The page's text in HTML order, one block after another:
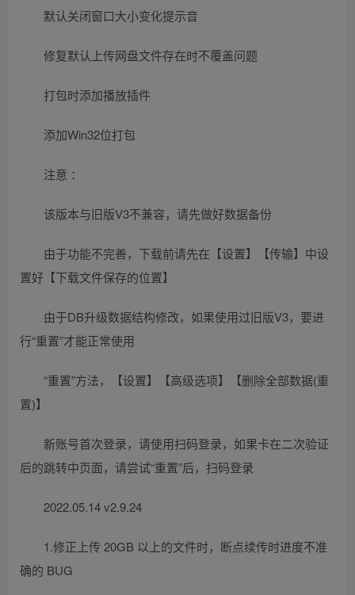
默认关闭窗口大小变化提示音
修复默认上传网盘文件存在时不覆盖问题
打包时添加播放插件
添加Win32位打包
注意 ：
该版本与旧版V3不兼容，请先做好数据备份
由于功能不完善，下载前请先在【设置】【传输】中设
置好【下载文件保存的位置】
由于DB升级数据结构修改，如果使用过旧版V3，要进
行“重置”才能正常使用
“重置”方法，【设置】【高级选项】【删除全部数据(重
置)】
新账号首次登录，请使用扫码登录，如果卡在二次验证
后的跳转中页面，请尝试“重置”后，扫码登录
2022.05.14 v2.9.24
1.修正上传 20GB 以上的文件时，断点续传时进度不准
确的 BUG